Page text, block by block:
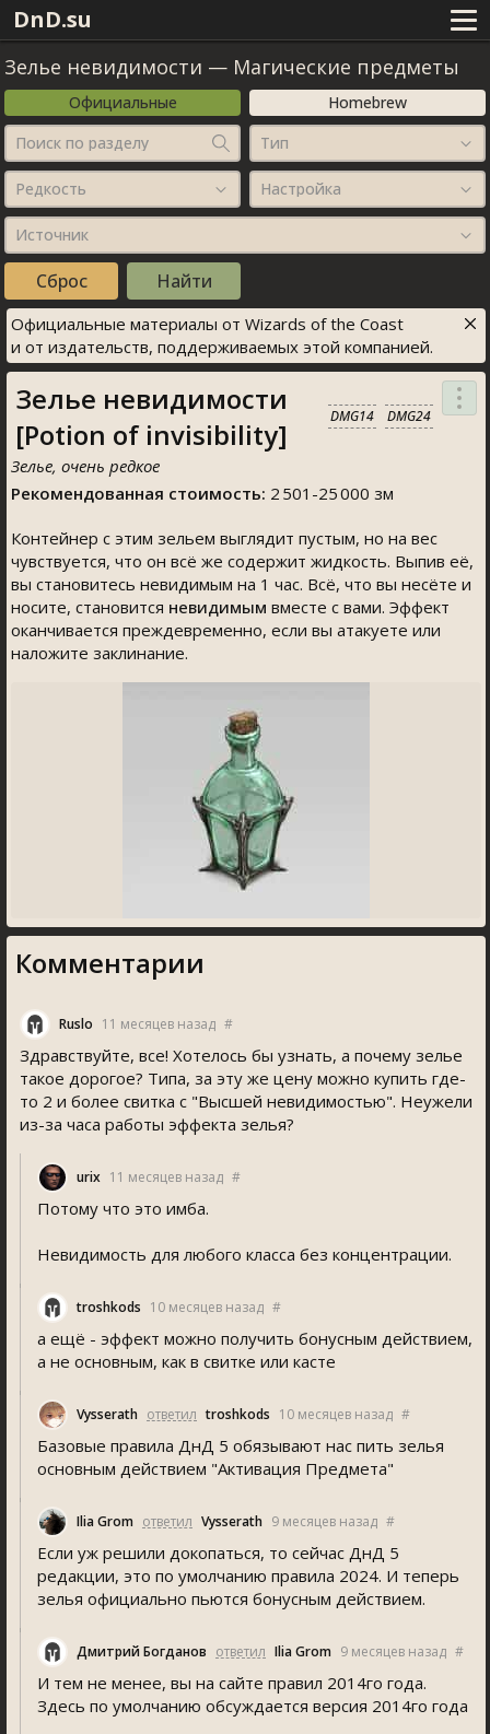
DnD.su
Зелье невидимости — Магические предметы
Официальные
Homebrew
Поиск по разделу
Тип
Редкость Настройка
Источник
Официальные материалы от Wizards of the Coast
и от издательств, поддерживаемых этой компанией.
Зелье невидимости
[Potion of invisibility]
DMG14 DMG24
Зелье, очень редкое
Рекомендованная стоимость: 2 501-25 000 зм
Контейнер с этим зельем выглядит пустым, но на вес
чувствуется, что он всё же содержит жидкость. Выпив её,
вы становитесь невидимым на 1 час. Всё, что вы несёте и
носите, становится невидимым вместе с вами. Эффект
оканчивается преждевременно, если вы атакуете или
наложите заклинание.
Комментарии
Ruslo 11 месяцев назад #
Здравствуйте, все! Хотелось бы узнать, а почему зелье
такое дорогое? Типа, за эту же цену можно купить где-
то 2 и более свитка с "Высшей невидимостью". Неужели
из-за часа работы эффекта зелья?
urix 11 месяцев назад #
Потому что это имба.
Невидимость для любого класса без концентрации.
troshkod 10 месяцев назад #
а ещё - эффект можно получить бонусным действием,
а не основным, как в свитке или касте
Vysserath ответил troshkod 10 месяцев назад #
Базовые правила ДнД 5 обязывают нас пить зелья
основным действием "Активация Предмета"
Ilia Grom ответил Vysserath 9 месяцев назад #
Если уж решили докопаться, то сейчас ДнД 5
редакции, это по умолчанию правила 2024. И теперь
зелья официально пьются бонусным действием.
Дмитрий Богданов ответил Ilia Grom 9 месяцев назад #
И тем не менее, вы на сайте правил 2014го года.
Здесь по умолчанию обсуждается версия 2014го года